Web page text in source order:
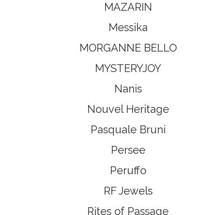
MAZARIN
Messika
MORGANNE BELLO
MYSTERYJOY
Nanis
Nouvel Heritage
Pasquale Bruni
Persee
Peruffo
RF Jewels
Rites of Passage